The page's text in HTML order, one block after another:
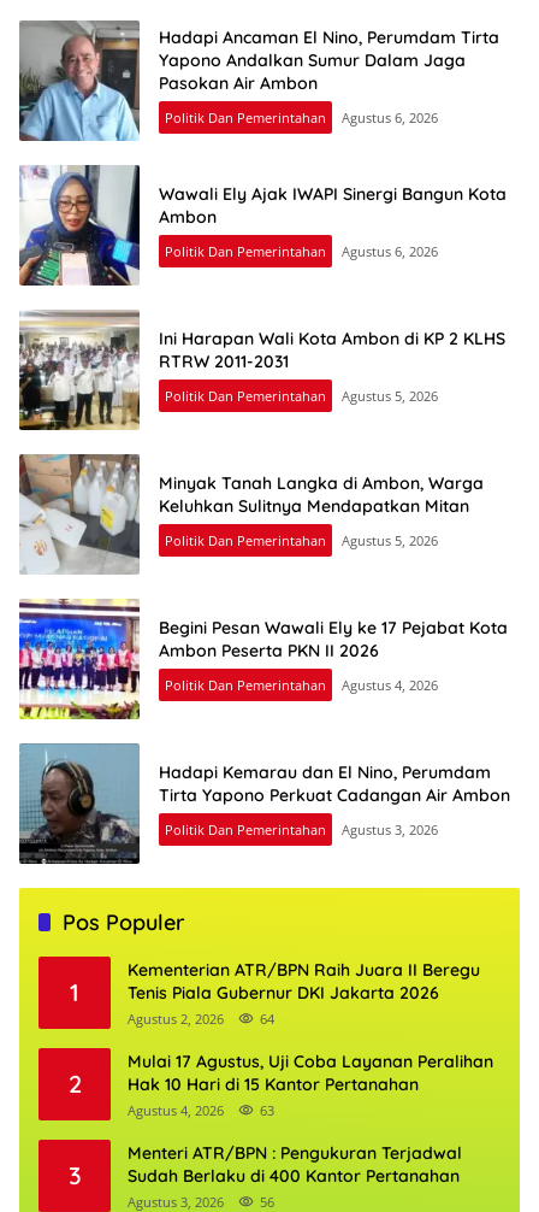
Hadapi Ancaman El Nino, Perumdam Tirta
Yapono Andalkan Sumur Dalam Jaga
Pasokan Air Ambon
Politik Dan Pemerintahan Agustus 6, 2026
Wawali Ely Ajak IWAPI Sinergi Bangun Kota
Ambon
Politik Dan Pemerintahan Agustus 6, 2026
Ini Harapan Wali Kota Ambon di KP 2 KLHS
RTRW 2011-2031
Politik Dan Pemerintahan Agustus 5, 2026
Minyak Tanah Langka di Ambon, Warga
Keluhkan Sulitnya Mendapatkan Mitan
Politik Dan Pemerintahan Agustus 5, 2026
Begini Pesan Wawali Ely ke 17 Pejabat Kota
Ambon Peserta PKN II 2026
Politik Dan Pemerintahan Agustus 4, 2026
Hadapi Kemarau dan El Nino, Perumdam
Tirta Yapono Perkuat Cadangan Air Ambon
Politik Dan Pemerintahan Agustus 3, 2026
Pos Populer
1
Kementerian ATR/BPN Raih Juara II Beregu
Tenis Piala Gubernur DKI Jakarta 2026
Agustus 2, 2026 64
2
Mulai 17 Agustus, Uji Coba Layanan Peralihan
Hak 10 Hari di 15 Kantor Pertanahan
Agustus 4, 2026 63
3
Menteri ATR/BPN : Pengukuran Terjadwal
Sudah Berlaku di 400 Kantor Pertanahan
Agustus 3, 2026 56